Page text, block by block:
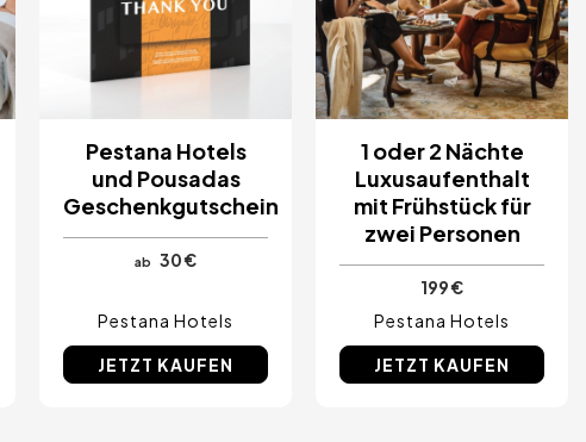
Pestana Hotels
und Pousadas
Geschenkgutschein
ab 30 €
Pestana Hotels
JETZT KAUFEN
1 oder 2 Nächte
Luxusaufenthalt
mit Frühstück für
zwei Personen
199 €
Pestana Hotels
JETZT KAUFEN